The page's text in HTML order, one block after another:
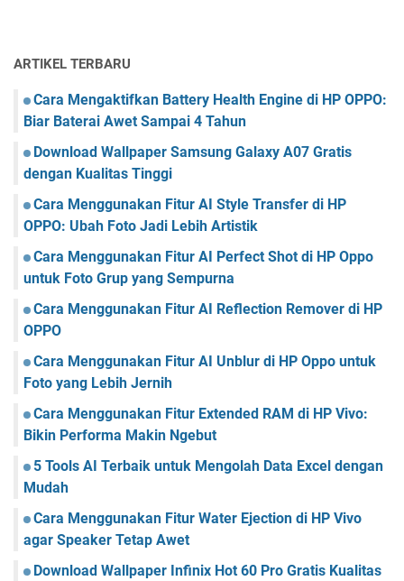
ARTIKEL TERBARU
Cara Mengaktifkan Battery Health Engine di HP OPPO:
Biar Baterai Awet Sampai 4 Tahun
Download Wallpaper Samsung Galaxy A07 Gratis
dengan Kualitas Tinggi
Cara Menggunakan Fitur AI Style Transfer di HP
OPPO: Ubah Foto Jadi Lebih Artistik
Cara Menggunakan Fitur AI Perfect Shot di HP Oppo
untuk Foto Grup yang Sempurna
Cara Menggunakan Fitur AI Reflection Remover di HP
OPPO
Cara Menggunakan Fitur AI Unblur di HP Oppo untuk
Foto yang Lebih Jernih
Cara Menggunakan Fitur Extended RAM di HP Vivo:
Bikin Performa Makin Ngebut
5 Tools AI Terbaik untuk Mengolah Data Excel dengan
Mudah
Cara Menggunakan Fitur Water Ejection di HP Vivo
agar Speaker Tetap Awet
Download Wallpaper Infinix Hot 60 Pro Gratis Kualitas